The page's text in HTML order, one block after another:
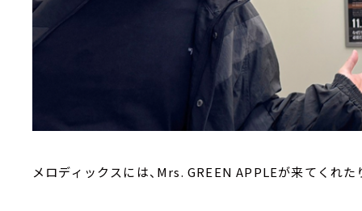
メロディックスには、Mrs. GREEN APPLEが来てくれた